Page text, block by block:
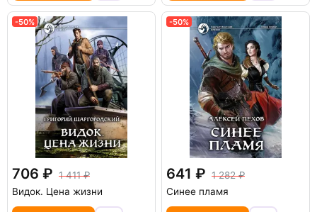
-50%
706
1 411
Видок. Цена жизни
-50%
641
1 282
Синее пламя